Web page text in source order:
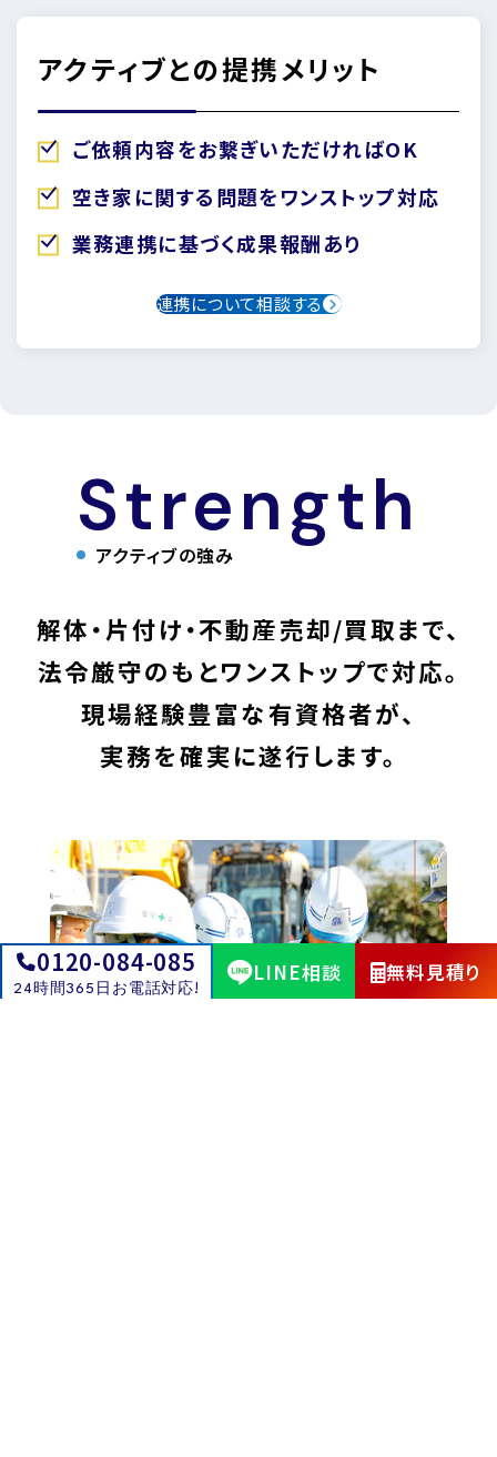
0120-084-085
24時間365日お電話対応!
LINE相談 無料見積り
アクティブとの提携メリット
ご依頼内容をお繋ぎいただければOK
空き家に関する問題をワンストップ対応
業務連携に基づく成果報酬あり
連携について相談する
Strength
アクティブの強み
解体・片付け・不動産売却/買取まで、
法令厳守のもとワンストップで対応。
現場経験豊富な有資格者が、
実務を確実に遂行します。